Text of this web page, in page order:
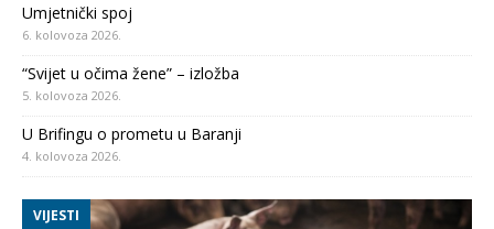
Umjetnički spoj
6. kolovoza 2026.
“Svijet u očima žene” – izložba
5. kolovoza 2026.
U Brifingu o prometu u Baranji
4. kolovoza 2026.
VIJESTI